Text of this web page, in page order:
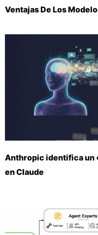
Ventajas De Los
Anthropic identifica un
en Claude